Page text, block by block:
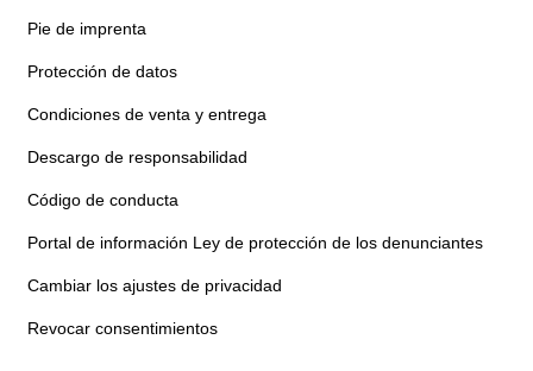
Pie de imprenta
Protección de datos
Condiciones de venta y entrega
Descargo de responsabilidad
Código de conducta
Portal de información Ley de protección de los denunciantes
Cambiar los ajustes de privacidad
Revocar consentimientos